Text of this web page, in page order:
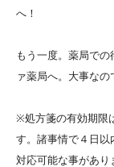
へ！
もう一度。薬局で
ァ薬局へ。大事なの
※処方箋の有効期限
す。諸事情で４日以
対応可能な事があり